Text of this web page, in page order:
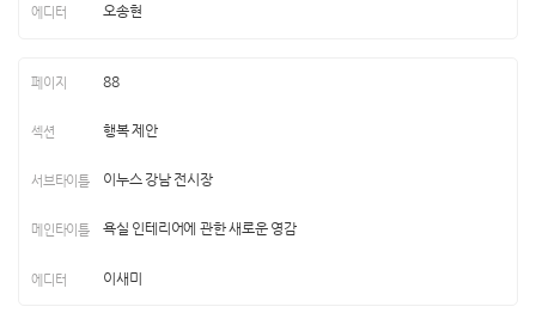
오송현
88
행복 제안
이누스 강남 전시장
욕실 인테리어에 관한 새로운 영감
이새미